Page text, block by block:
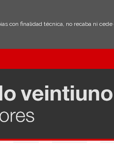
con finalidad técnica, no recaba ni